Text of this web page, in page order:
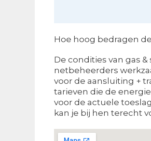
Hoe hoog bedragen
De condities van gas
netbeheerders
voor de aansluiting +
tarieven die de
voor de actuele
kan je bij hen terecht